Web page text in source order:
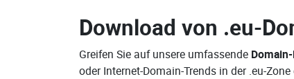
Download von .eu-
Greifen Sie auf unsere umfassende
oder Internet-Domain-Trends in der .eu-